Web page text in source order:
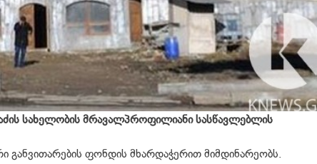
სახელობის მრავალპროფილიანი სასწავლებლის
განვითარების ფონდის მხარდაჭერით მიმდინარეობს.